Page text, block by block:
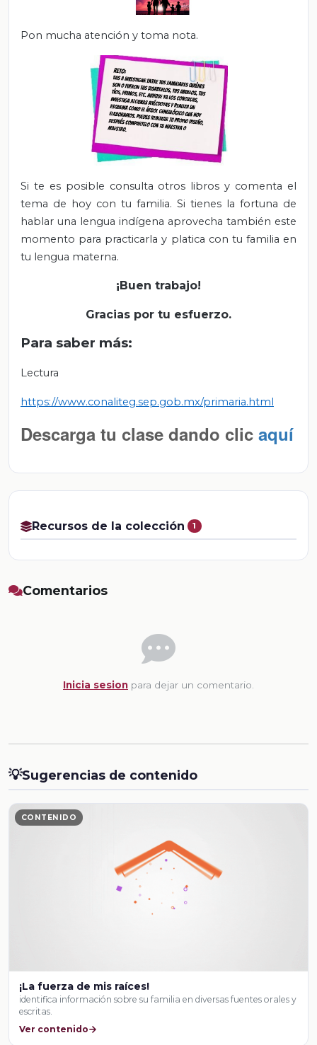
Pon mucha atención y toma nota.
Si te es posible consulta otros libros y comenta el
tema de hoy con tu familia. Si tienes la fortuna de
hablar una lengua indígena aprovecha también este
momento para practicarla y platica con tu familia en
tu lengua materna.
¡Buen trabajo!
Gracias por tu esfuerzo.
Para saber más:
Lectura
https://www.conaliteg.sep.gob.mx/primaria.html
Descarga tu clase dando clic aquí
Recursos de la colección 1
Comentarios
Inicia sesion para dejar un comentario.
💡Sugerencias de contenido
CONTENIDO
¡La fuerza de mis raíces!
identifica información sobre su familia en diversas fuentes orales y
escritas.
Ver contenido